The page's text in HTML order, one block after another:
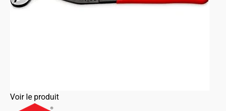
Voir le produit